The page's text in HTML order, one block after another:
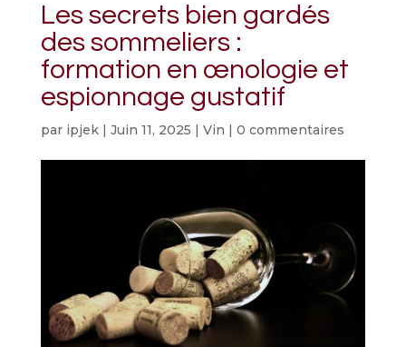
Les secrets bien gardés
des sommeliers :
formation en œnologie et
espionnage gustatif
par ipjek| Juin 11, 2025 | Vin | 0 commentaires